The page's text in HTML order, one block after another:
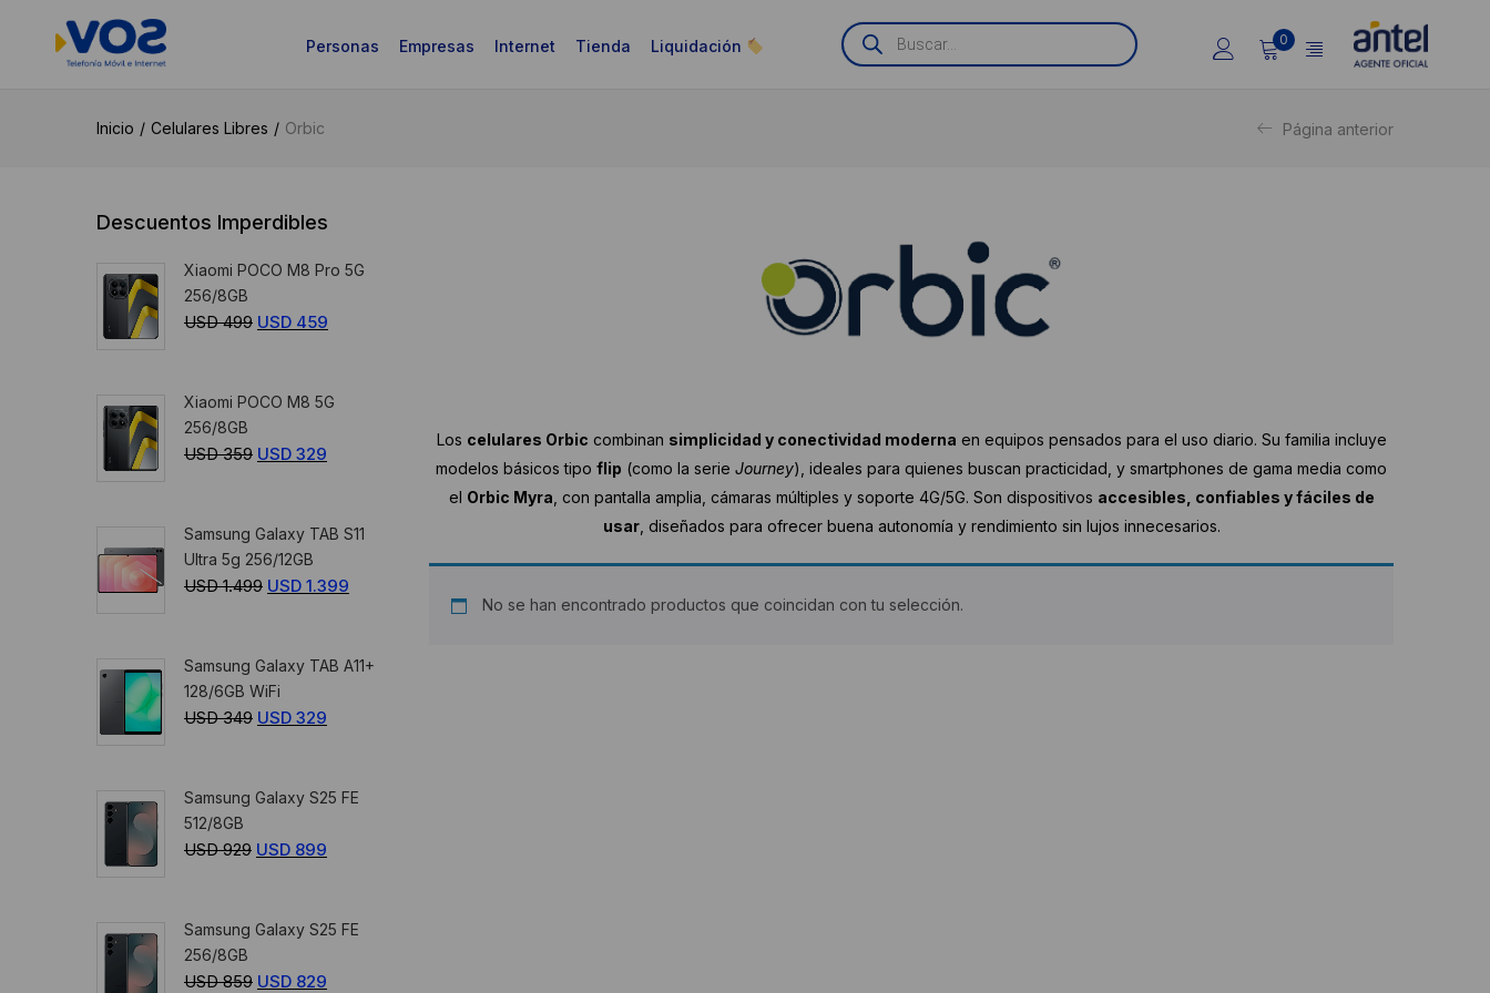
Personas Empresas Internet Tienda Liquidación
Búsqueda
de
productos
0
Inicio Celulares Libres Orbic Página anterior
Los celulares Orbic combinan simplicidad y conectividad moderna en equipos pensados para el uso diario. Su familia incluye
modelos básicos tipo flip (como la serie Journey), ideales para quienes buscan practicidad, y smartphones de gama media como
el Orbic Myra , con pantalla amplia, cámaras múltiples y soporte 4G/5G. Son dispositivos accesibles, confiables y fáciles de
usar, diseñados para ofrecer buena autonomía y rendimiento sin lujos innecesarios.
No se han encontrado productos que coincidan con tu selección.
Descuentos Imperdibles
Xiaomi POCO M8 Pro 5G
256/8GB
USD499 El
era:
499.
USD 459
es:
Xiaomi POCO M8 5G
256/8GB
USD359 El
era:
USD
359.
USD 329
es:
329.
Samsung Galaxy TAB S11
Ultra 5g 256/12GB
USD1.499 El
era:
USD
1.499.
USD 1.399
es:
Samsung Galaxy TAB A11+
128/6GB WiFi
USD349 El
era:
349.
USD 329
es:
329.
Samsung Galaxy S25 FE
512/8GB
USD929 El
era:
USD 899
es:
Samsung Galaxy S25 FE
256/8GB
USD859 El
USD 829